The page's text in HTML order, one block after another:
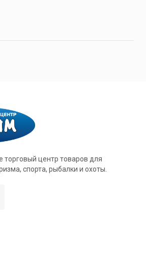
торговый центр товаров для
спорта, рыбалки и охоты.